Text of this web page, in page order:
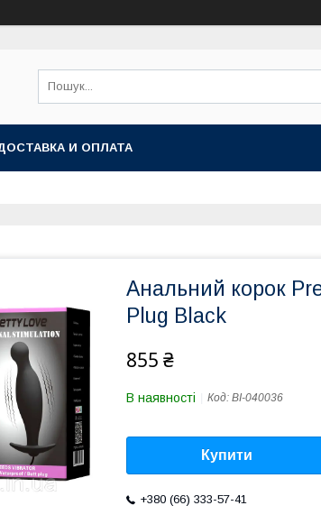
И ОПЛАТА
Анальний корок
Plug Black
855 ₴
В наявності Код: BI-040036
Купити
+380 (66) 333-57-41